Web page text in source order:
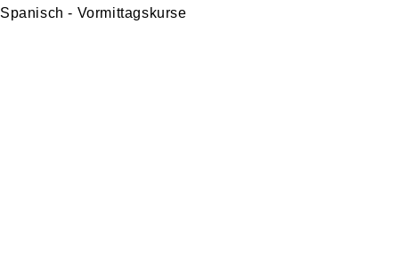
Spanisch - Vormittagskurse